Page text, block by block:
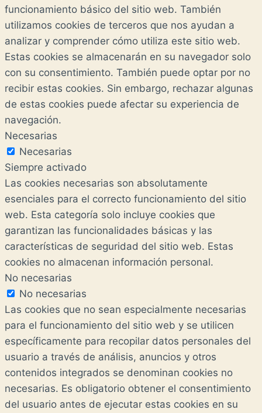
funcionamiento básico del sitio web. También
utilizamos cookies de terceros que nos ayudan a
analizar y comprender cómo utiliza este sitio web.
Estas cookies se almacenarán en su navegador solo
con su consentimiento. También puede optar por no
recibir estas cookies. Sin embargo, rechazar algunas
de estas cookies puede afectar su experiencia de
navegación.
Necesarias
Necesarias
Siempre activado
Las cookies necesarias son absolutamente
esenciales para el correcto funcionamiento del sitio
web. Esta categoría solo incluye cookies que
garantizan las funcionalidades básicas y las
características de seguridad del sitio web. Estas
cookies no almacenan información personal.
No necesarias
No necesarias
Las cookies que no sean especialmente necesarias
para el funcionamiento del sitio web y se utilicen
específicamente para recopilar datos personales del
usuario a través de análisis, anuncios y otros
contenidos integrados se denominan cookies no
necesarias. Es obligatorio obtener el consentimiento
del usuario antes de ejecutar estas cookies en su